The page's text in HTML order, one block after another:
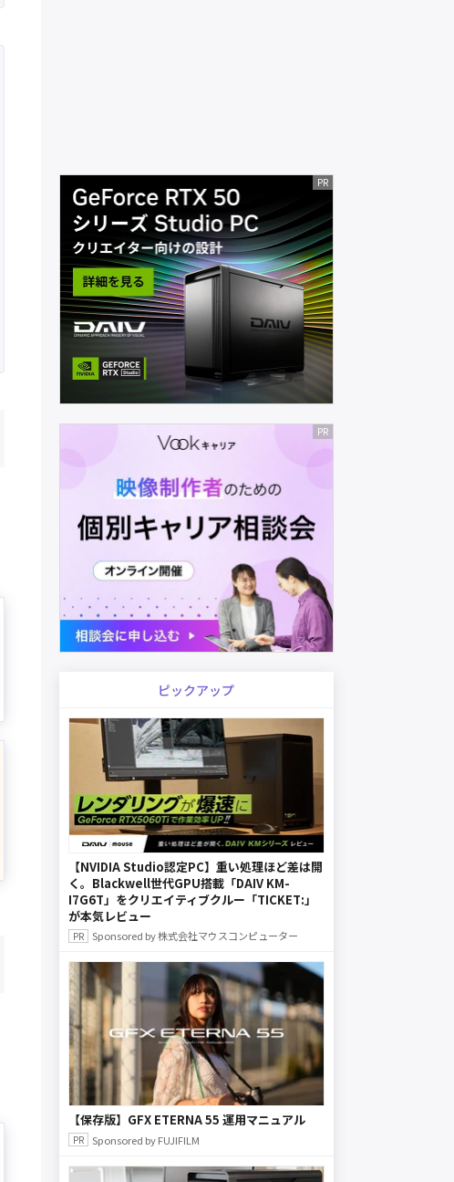
ピックアップ
【NVIDIA Studio認定PC】重い処理ほど差は開
く。Blackwell世代GPU搭載「DAIV KM-
I7G6T」をクリエイティブクルー「TICKET:」
が本気レビュー
Sponsored by 株式会社マウスコンピューター
【保存版】GFX ETERNA 55 運用マニュアル
Sponsored by FUJIFILM